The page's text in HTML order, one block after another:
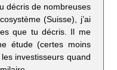
décris de nombreuses
(Suisse), j’ai
que tu décris. Il me
étude (certes moins
investisseurs quand